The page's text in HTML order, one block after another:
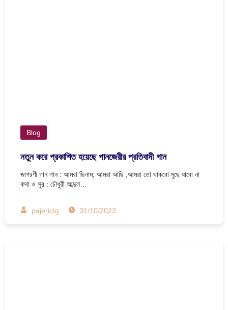
Blog
নতুন করে প্রকাশিত হয়েছে পানজেরীর প্রতিবাদী গান
জাগরণী গান গান : আমরা ছিলাম, আমরা আছি ,আমরা তো থাকবো মুছে যাবো না
কথা ও সুর : চৌধুরী আব্দুল…
pajerictg 31/10/2023